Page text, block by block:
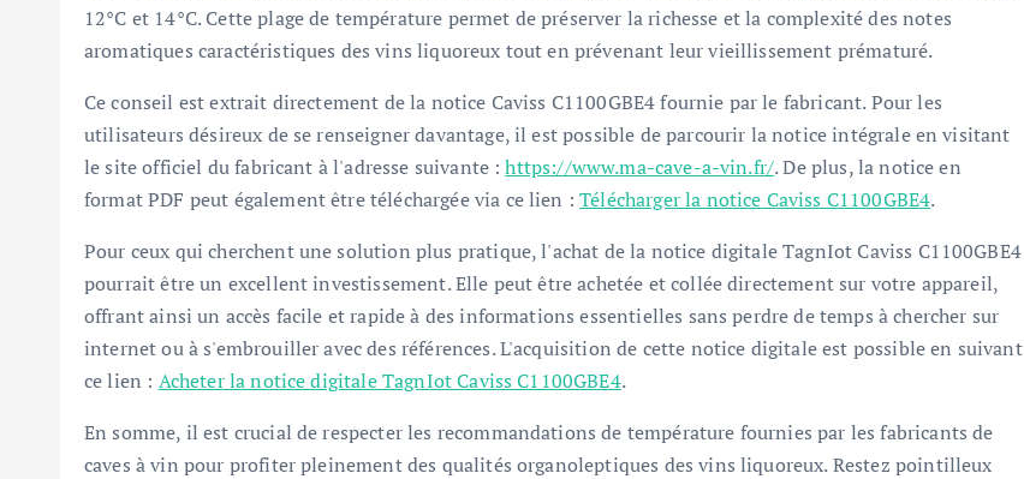
12°C et 14°C. Cette plage de température permet de préserver la richesse et la complexité des notes
aromatiques caractéristiques des vins liquoreux tout en prévenant leur vieillissement prématuré.
Ce conseil est extrait directement de la notice Caviss C1100GBE4 fournie par le fabricant. Pour les
utilisateurs désireux de se renseigner davantage, il est possible de parcourir la notice intégrale en visitant
le site officiel du fabricant à l'adresse suivante :https://www.ma-cave-a-vin.fr/. De plus, la notice en
format PDF peut également être téléchargée via ce lien :Télécharger la notice Caviss C1100GBE4.
Pour ceux qui cherchent une solution plus pratique, l'achat de la notice digitale TagnIot Caviss C1100GBE4
pourrait être un excellent investissement. Elle peut être achetée et collée directement sur votre appareil,
offrant ainsi un accès facile et rapide à des informations essentielles sans perdre de temps à chercher sur
internet ou à s'embrouiller avec des références. L'acquisition de cette notice digitale est possible en suivant
ce lien : Acheter la notice digitale TagnIot Caviss C1100GBE4.
En somme, il est crucial de respecter les recommandations de température fournies par les fabricants de
caves à vin pour profiter pleinement des qualités organoleptiques des vins liquoreux. Restez pointilleux